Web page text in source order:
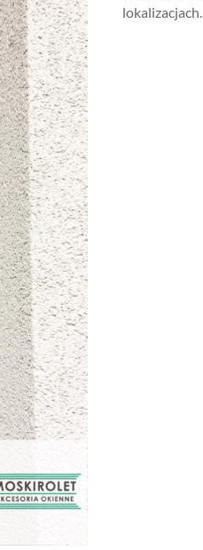
lokalizacjach.